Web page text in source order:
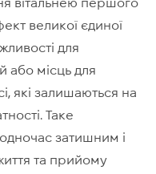
великої єдиної
для
або місць для
які залишаються на
Таке
затишним і
та прийому